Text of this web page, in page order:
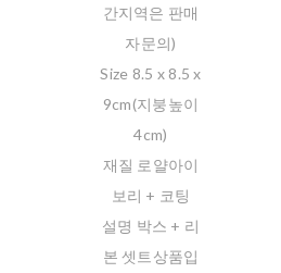
간지역은 판매
자문의)
Size 8.5 x 8.5 x
9cm(지붕높이
4cm)
재질 로얄아이
보리 + 코팅
설명 박스 + 리
본 셋트상품입